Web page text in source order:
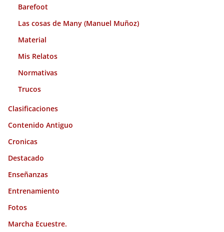
Barefoot
Las cosas de Many (Manuel Muñoz)
Material
Mis Relatos
Normativas
Trucos
Clasificaciones
Contenido Antiguo
Cronicas
Destacado
Enseñanzas
Entrenamiento
Fotos
Marcha Ecuestre.